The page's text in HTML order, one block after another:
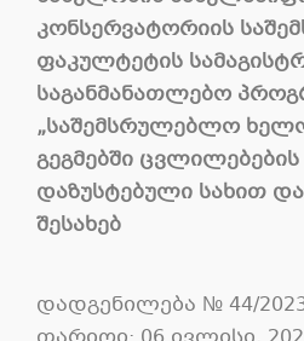
კონსერვატორიის
ფაკულტეტის
საგანმანათლებო
„საშემსრულებლო
გეგმებში
დაზუსტებული სახით
შესახებ
დადგენილება № 44/